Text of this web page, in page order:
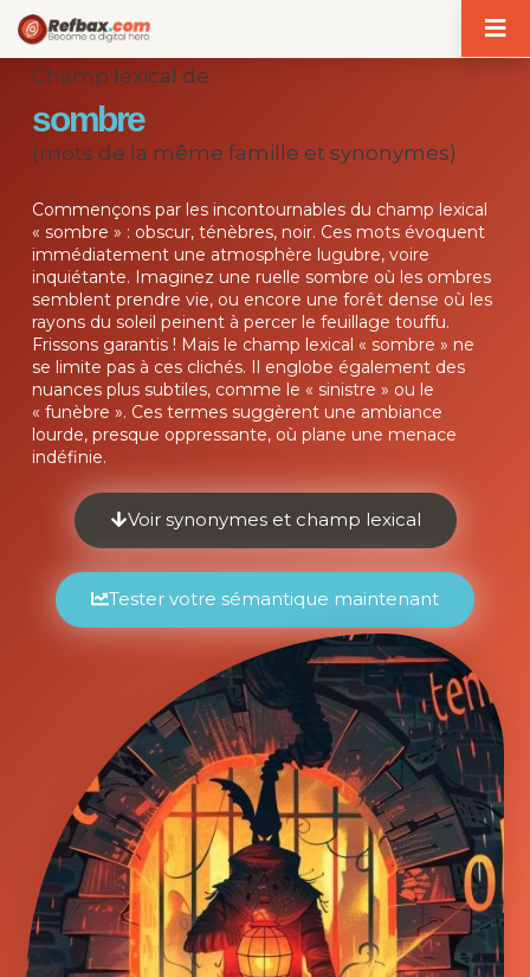
Champ lexical de
sombre
(mots de la même famille et synonymes)
Commençons par les incontournables du champ lexical
« sombre » : obscur, ténèbres, noir. Ces mots évoquent
immédiatement une atmosphère lugubre, voire
inquiétante. Imaginez une ruelle sombre où les ombres
semblent prendre vie, ou encore une forêt dense où les
rayons du soleil peinent à percer le feuillage touffu.
Frissons garantis ! Mais le champ lexical « sombre » ne
se limite pas à ces clichés. Il englobe également des
nuances plus subtiles, comme le « sinistre » ou le
« funèbre ». Ces termes suggèrent une ambiance
lourde, presque oppressante, où plane une menace
indéfinie.
Voir synonymes et champ lexical
Tester votre sémantique maintenant
Panneau de gestion des cookies